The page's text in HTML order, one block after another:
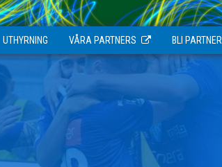
UTHYRNING VÅRA PARTNERS BLI PARTNER